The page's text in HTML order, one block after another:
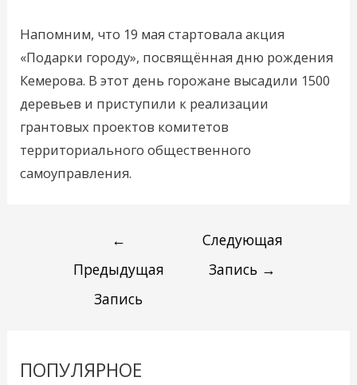
Напомним, что 19 мая стартовала акция
«Подарки городу», посвящённая дню рождения
Кемерова. В этот день горожане высадили 1500
деревьев и приступили к реализации
грантовых проектов комитетов
территориального общественного
самоуправления.
←
Предыдущая
Запись
Следующая
Запись →
ПОПУЛЯРНОЕ